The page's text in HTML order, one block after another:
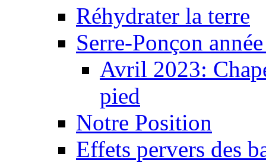
Réhydrater la terre
Serre-Ponçon
Avril 2023:
pied
Notre Position
Effets pervers des